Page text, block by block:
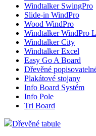
Windtalker SwingPro
Slide-in WindPro
Wood WindPro
Windtalker WindPro
Windtalker City
Windtalker Excel
Easy Go A Board
Dřevěné
Plakátové stojany
Info Board Systém
Info Pole
Tri Board
Dřevěné tabule